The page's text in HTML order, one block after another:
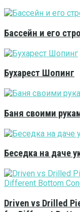
Бассейн и его
Бухарест Шопинг
Баня своими
Беседка на даче
Driven vs Drilled